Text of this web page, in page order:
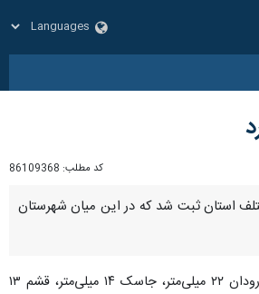
کد مطلب: 86109368
استان ثبت شد که در این میان شهرستان
با اشاره به میزان بارندگی در دیگر مناطق استان اظهار کرد: در این مدت در شهرستان رودان ۲۲ میلی‌متر، جاسک ۱۴ میلی‌متر، قشم ۱۳